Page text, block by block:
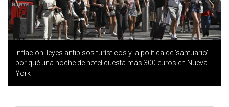
Inflación, leyes antipisos turísticos y la política de 'santuario':
por qué una noche de hotel cuesta más 300 euros en Nueva
York